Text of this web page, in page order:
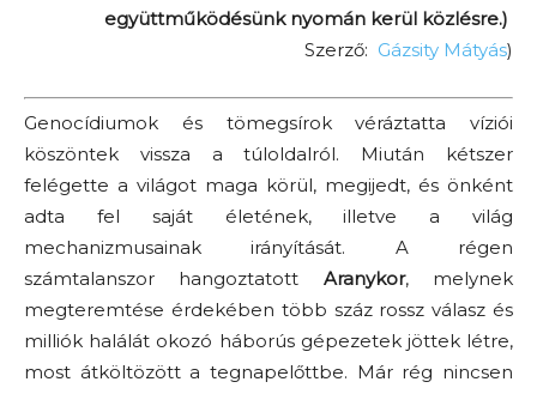
együttműködésünk nyomán kerül közlésre.)
Szerző: Gázsity Mátyás)
Genocídiumok és tömegsírok véráztatta víziói
köszöntek vissza a túloldalról. Miután kétszer
felégette a világot maga körül, megijedt, és önként
adta fel saját életének, illetve a világ
mechanizmusainak irányítását. A régen
számtalanszor hangoztatott Aranykor, melynek
megteremtése érdekében több száz rossz válasz és
milliók halálát okozó háborús gépezetek jöttek létre,
most átköltözött a tegnapelőttbe. Már rég nincsen